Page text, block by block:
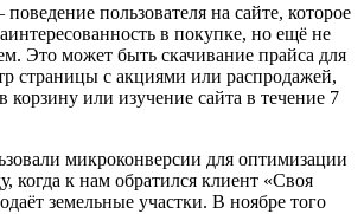
пользователя на сайте, которое
в покупке, но ещё не
Это может быть скачивание прайса для
страницы с акциями или распродажей,
корзину или изучение сайта в течение 7
микроконверсии для оптимизации
когда к нам обратился клиент «Своя
земельные участки. В ноябре того